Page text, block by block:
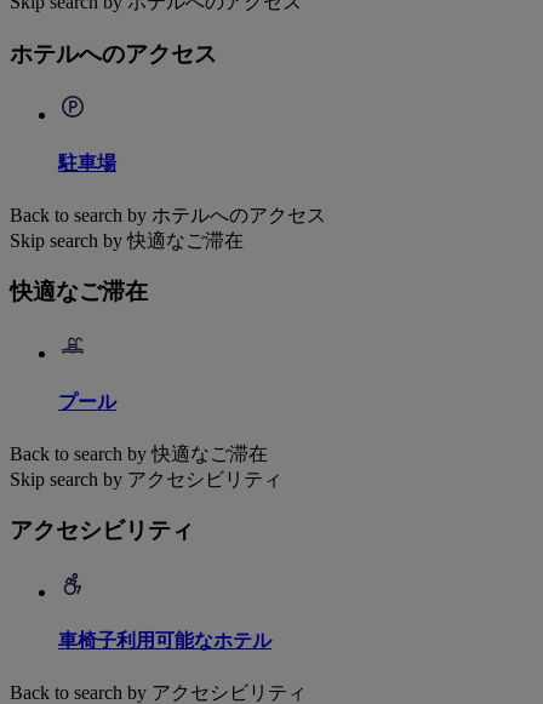
ホテルへのアクセス
駐車場
Back to search by ホテルへのアクセス
Skip search by 快適なご滞在
快適なご滞在
プール
Back to search by 快適なご滞在
Skip search by アクセシビリティ
アクセシビリティ
車椅子利用可能なホテル
Back to search by アクセシビリティ